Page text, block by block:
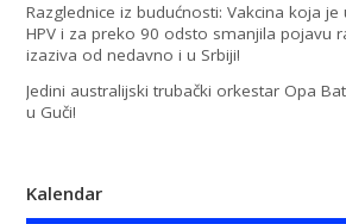
Razglednice iz budućnosti: Vakcina koja
HPV i za preko 90 odsto smanjila pojavu
izaziva od nedavno i u Srbiji!
Jedini australijski trubački orkestar Opa
u Guči!
Kalendar